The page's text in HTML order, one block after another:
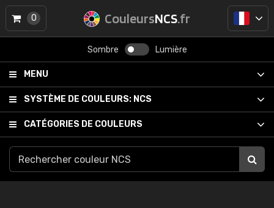
CouleursNCS.fr
Sombre Lumière
MENU
SYSTÈME DE COULEURS: NCS
CATÉGORIES DE COULEURS
0